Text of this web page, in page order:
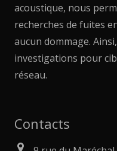
acoustique, nous
recherches de fuites
aucun dommage.
investigations pour
réseau.
Contacts